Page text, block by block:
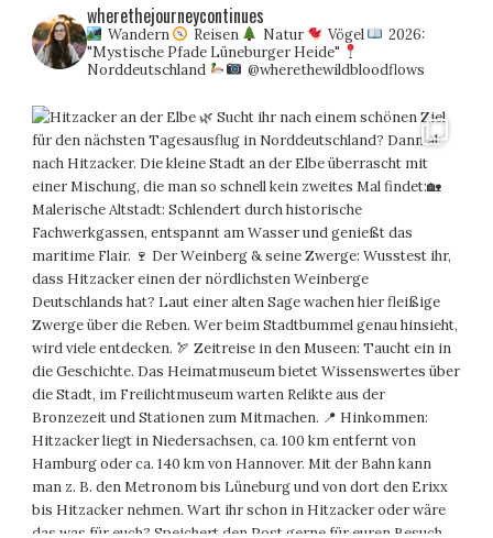
wherethejourneycontinues
Wandern Reisen Natur Vögel
2026:
"Mystische Pfade Lüneburger Heide"
Norddeutschland
@wherethewildbloodflows